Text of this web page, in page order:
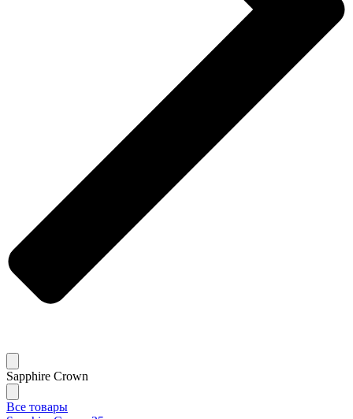
Sapphire Crown
Все товары